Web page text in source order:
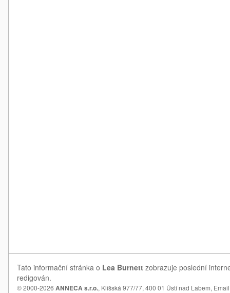
Tato informační stránka o Lea Burnett zobrazuje poslední
redigován.
© 2000-2026 ANNECA s.r.o., Klíšská 977/77, 400 01 Ústí nad Labem,